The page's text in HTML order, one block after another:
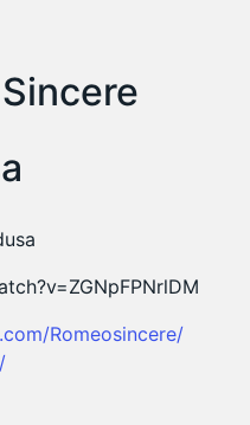
Romeosincere/